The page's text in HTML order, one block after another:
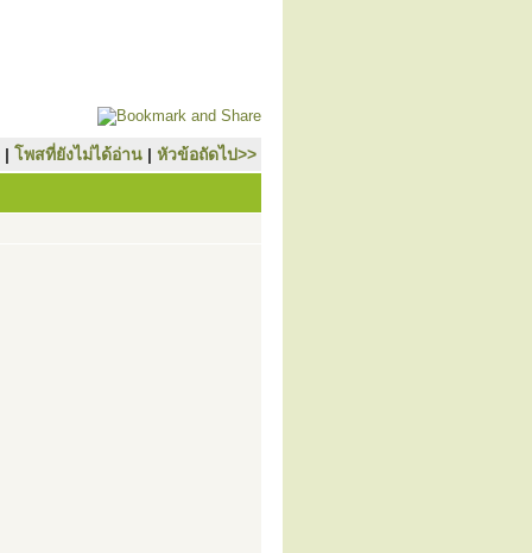
| โพสที่ยังไม่ได้อ่าน | หัวข้อถัดไป>>